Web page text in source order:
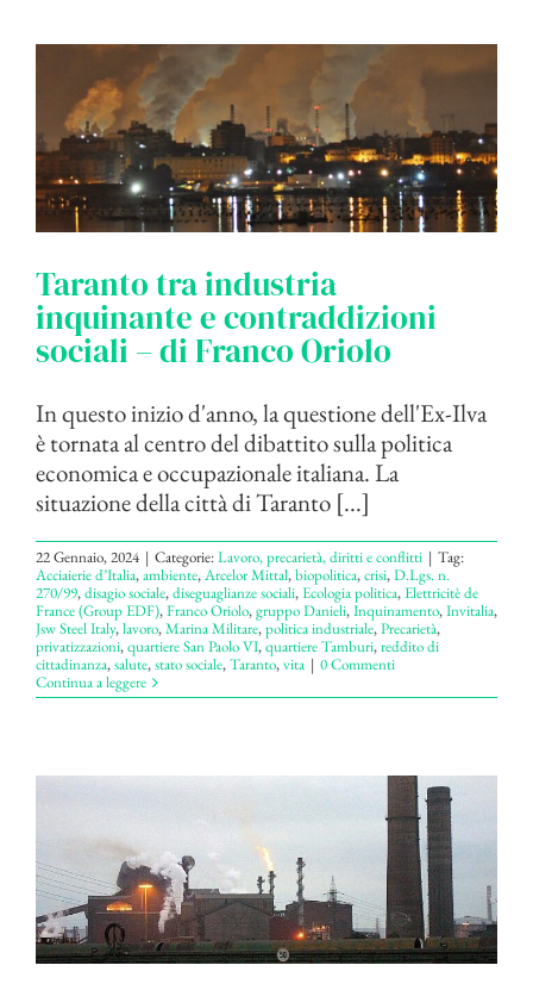
Taranto tra industria
inquinante e contraddizioni
sociali – di Franco Oriolo
In questo inizio d'anno, la questione dell'Ex-Ilva
è tornata al centro del dibattito sulla politica
economica e occupazionale italiana. La
situazione della città di Taranto [...]
22 Gennaio, 2024 | Categorie:Lavoro, precarietà, diritti e conflitti | Tag:
Acciaierie d’Italia,ambiente,Arcelor Mittal,biopolitica,crisi,D.Lgs. n.
270/99,disagio sociale,diseguaglianze sociali,Ecologia politica,Elettricitè de
France (Group EDF),Franco Oriolo,gruppo Danieli,Inquinamento,Invitalia,
Jsw Steel Italy,lavoro,Marina Militare,politica industriale,Precarietà,
privatizzazioni,quartiere San Paolo VI,quartiere Tamburi,reddito di
cittadinanza,salute,stato sociale,Taranto,vita | 0 Commenti
Continua a leggere